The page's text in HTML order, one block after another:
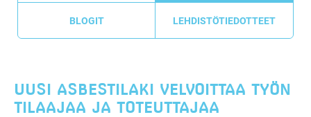
BLOGIT LEHDISTÖTIEDOTTEET
​UUSI ASBESTILAKI VELVOITTAA TYÖN
TILAAJAA JA TOTEUTTAJAA